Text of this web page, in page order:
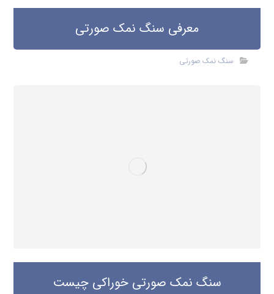
معرفی سنگ نمک صورتی
سنگ نمک صورتی
سنگ نمک صورتی خوراکی چیست